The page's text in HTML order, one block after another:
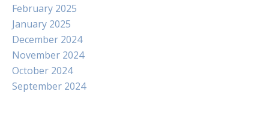
February 2025
January 2025
December 2024
November 2024
October 2024
September 2024